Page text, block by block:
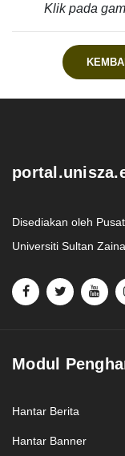
Klik pada
Disediakan oleh
Universiti Sultan
Modul
Hantar Berita
Hantar Banner